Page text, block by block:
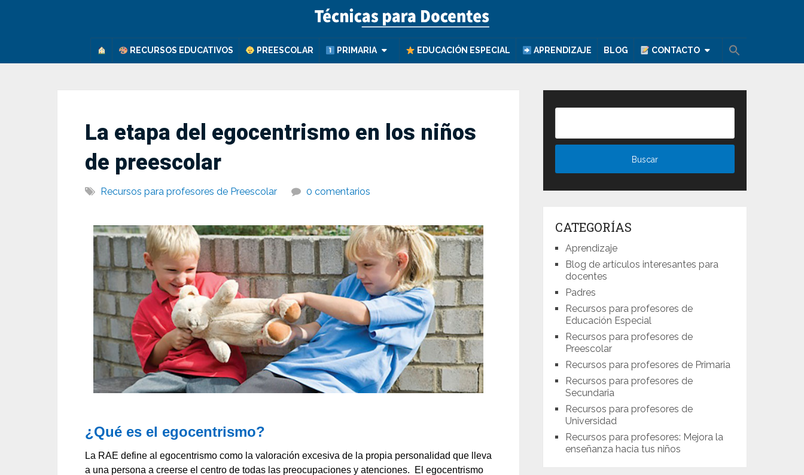
RECURSOS EDUCATIVOS PREESCOLAR PRIMARIA EDUCACIÓN ESPECIAL APRENDIZAJE BLOG CONTACTO
La etapa del egocentrismo en los niños
de preescolar
Recursos para profesores de Preescolar 0 comentarios
¿Qué es el egocentrismo?
La RAE define al egocentrismo como la valoración excesiva de la propia personalidad que lleva
a una persona a creerse el centro de todas las preocupaciones y atenciones. El egocentrismo
CATEGORÍAS
Aprendizaje
Blog de artículos interesantes para
docentes
Padres
Recursos para profesores de
Educación Especial
Recursos para profesores de
Preescolar
Recursos para profesores de Primaria
Recursos para profesores de
Secundaria
Recursos para profesores de
Universidad
Recursos para profesores: Mejora la
enseñanza hacia tus niños